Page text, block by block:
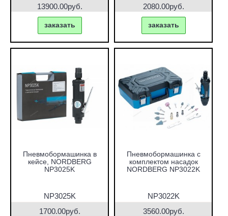
13900.00руб.
заказать
2080.00руб.
заказать
Пневмобормашинка в
кейсе, NORDBERG
NP3025K
NP3025K
1700.00руб.
Пневмобормашинка с
комплектом насадок
NORDBERG NP3022K
NP3022K
3560.00руб.